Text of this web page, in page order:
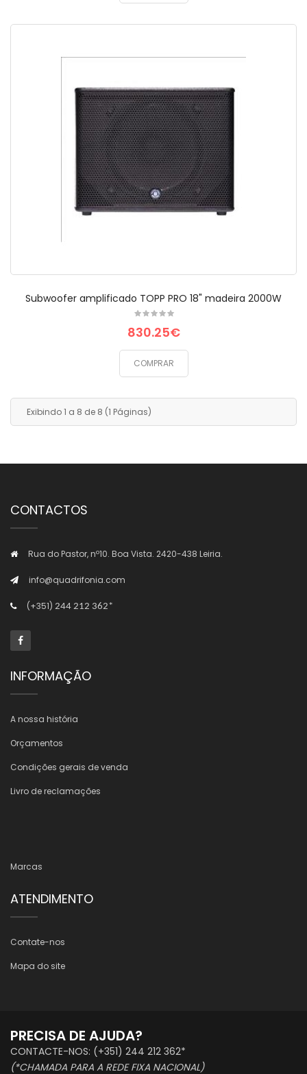
Subwoofer amplificado TOPP PRO 18" madeira 2000W
830.25€
COMPRAR
Exibindo 1 a 8 de 8 (1 Páginas)
CONTACTOS
Rua do Pastor, nº10. Boa Vista. 2420-438 Leiria.
info@quadrifonia.com
(+351) 244 212 362*
INFORMAÇÃO
A nossa história
Orçamentos
Condições gerais de venda
Livro de reclamações
Marcas
ATENDIMENTO
Contate-nos
Mapa do site
PRECISA DE AJUDA?
CONTACTE-NOS: (+351) 244 212 362*
(*CHAMADA PARA A REDE FIXA NACIONAL)